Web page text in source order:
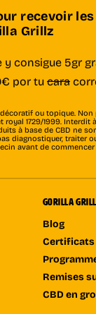
recevoir
Grillz
y consigue 5gr
por tucara
ou topique.
royal 1729/1999.
à base de CBD ne
diagnostiquer, traiter
avant de
GORILLA
Blog
Certificats
Remises
CBD en